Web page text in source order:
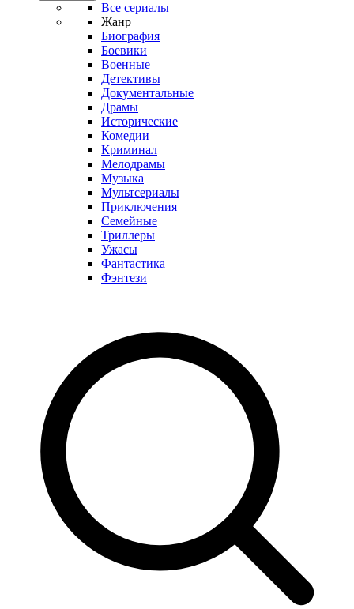
Все сериалы
Жанр
Биография
Боевики
Военные
Детективы
Документальные
Драмы
Исторические
Комедии
Криминал
Мелодрамы
Музыка
Мультсериалы
Приключения
Семейные
Триллеры
Ужасы
Фантастика
Фэнтези